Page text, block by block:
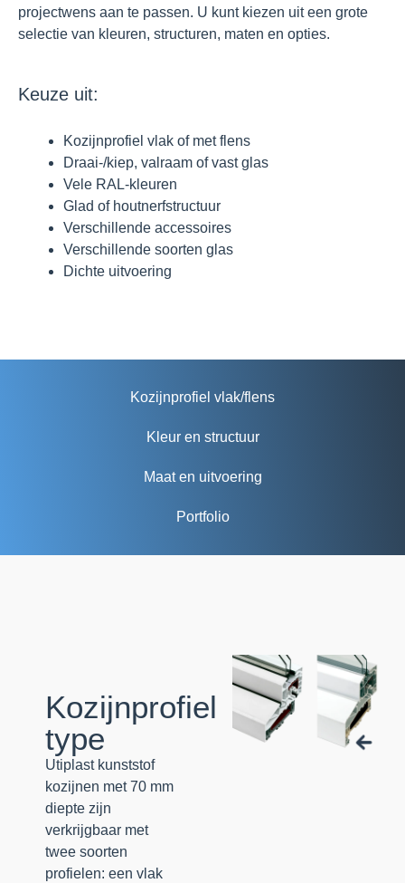
projectwens aan te passen. U kunt kiezen uit een grote
selectie van kleuren, structuren, maten en opties.
Keuze uit:
Kozijnprofiel vlak of met flens
Draai-/kiep, valraam of vast glas
Vele RAL-kleuren
Glad of houtnerfstructuur
Verschillende accessoires
Verschillende soorten glas
Dichte uitvoering
Kozijnprofiel vlak/flens
Kleur en structuur
Maat en uitvoering
Portfolio
Kozijnprofiel
type
Utiplast kunststof
kozijnen met 70 mm
diepte zijn
verkrijgbaar met
twee soorten
profielen: een vlak